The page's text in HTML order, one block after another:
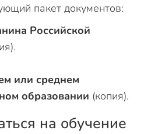
пакет документов:
Российской
или среднем
образовании (копия).
на обучение